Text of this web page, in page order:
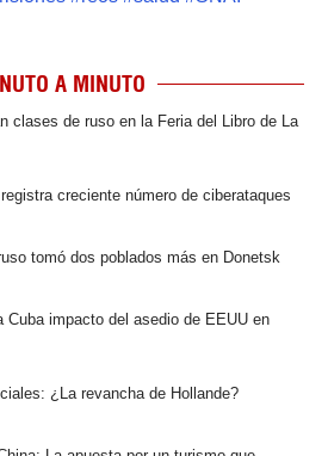
A MINUTO
clases de ruso en la Feria del Libro de La
creciente número de ciberataques
tomó dos poblados más en Donetsk
Cuba impacto del asedio de EEUU en
¿La revancha de Hollande?